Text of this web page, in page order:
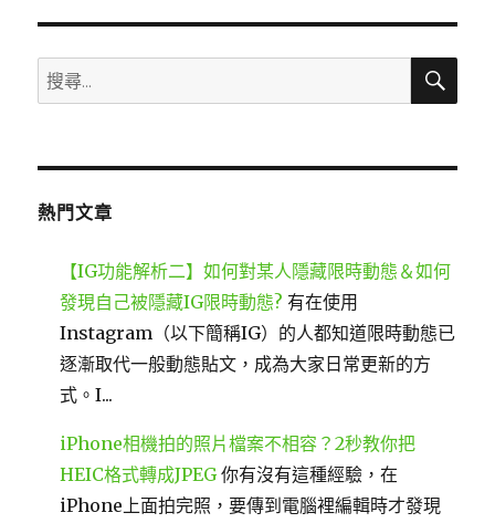
搜
尋
鍵
搜
熱門文章
【IG功能解析二】如何對某人隱藏限時動態＆如何
發現自己被隱藏IG限時動態? 有在使用
Instagram（以下簡稱IG）的人都知道限時動態已
逐漸取代一般動態貼文，成為大家日常更新的方
式。I...
iPhone相機拍的照片檔案不相容？2秒教你把
HEIC格式轉成JPEG 你有沒有這種經驗，在
iPhone上面拍完照，要傳到電腦裡編輯時才發現